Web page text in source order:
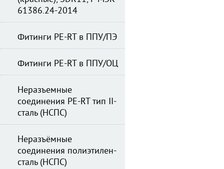
61386.24-2014
Фитинги PE-RT в ППУ/ПЭ
Фитинги PE-RT в ППУ/ОЦ
Неразъемные
соединения PE-RT тип II-
сталь (НСПС)
Неразъёмные
соединения полиэтилен-
сталь (НСПС)